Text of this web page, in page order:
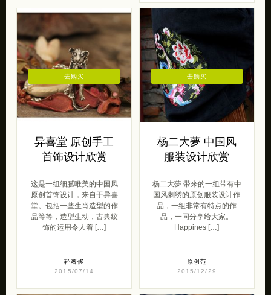
异喜堂 原创手工
首饰设计欣赏
这是一组细腻唯美的中国风
原创首饰设计，来自于异喜
堂。包括一些生肖造型的作
品等等，造型生动，古典纹
饰的运用令人着 […]
轻奢侈
2015/07/14
去购买
杨二大夢 中国风
服装设计欣赏
杨二大夢 带来的一组带有中
国风刺绣的原创服装设计作
品，一组非常有特点的作
品，一同分享给大家。
Happines […]
原创范
2015/12/29
去购买